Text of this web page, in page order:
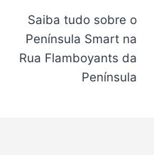
Saiba tudo sobre o
Península Smart na
Rua Flamboyants da
Península